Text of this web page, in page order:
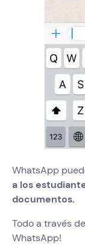
WhatsApp
a los
documentos.
Todo a través
WhatsApp!